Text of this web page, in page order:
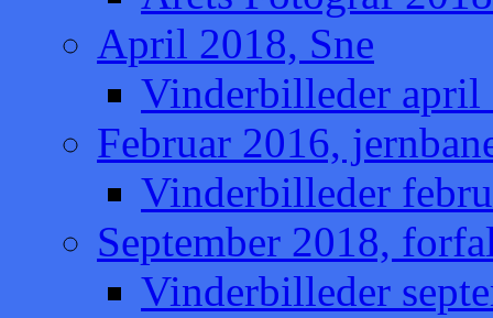
April 2018, Sne
Vinderbilleder april
Februar 2016,
Vinderbilleder
September 2018,
Vinderbilleder